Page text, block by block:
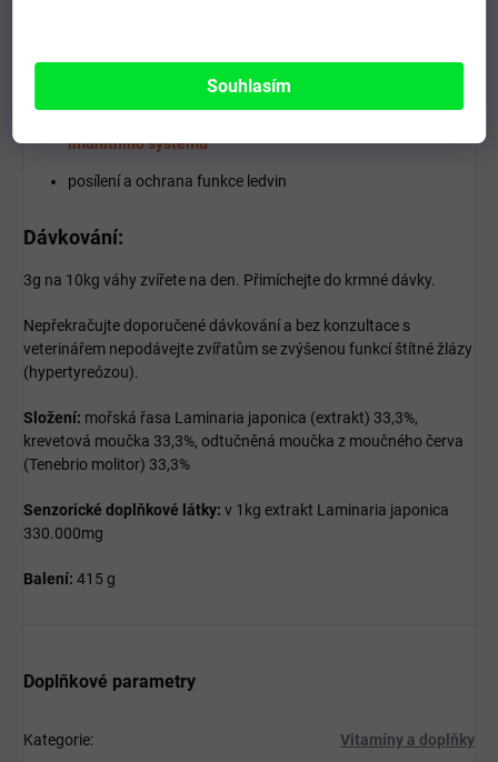
Souhlasím
imunitního systému
posílení a ochrana funkce ledvin
Dávkování:
3g na 10kg váhy zvířete na den. Přimíchejte do krmné dávky.
Nepřekračujte doporučené dávkování a bez konzultace s
veterinářem nepodávejte zvířatům se zvýšenou funkcí štítné žlázy
(hypertyreózou).
Složení: mořská řasa Laminaria japonica (extrakt) 33,3%,
krevetová moučka 33,3%, odtučněná moučka z moučného červa
(Tenebrio molitor) 33,3%
Senzorické doplňkové látky: v 1kg extrakt Laminaria japonica
330.000mg
Balení: 415 g
Doplňkové parametry
Kategorie: Vitamíny a doplňky